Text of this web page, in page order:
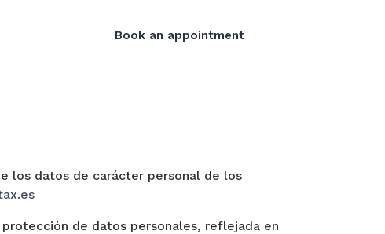
Book an appointment
los datos de carácter personal de los
de datos personales, reflejada en